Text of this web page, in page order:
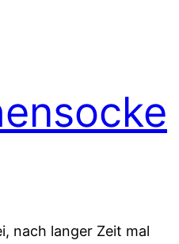
nach langer Zeit mal